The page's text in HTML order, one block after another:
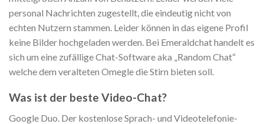
personal Nachrichten zugestellt, die eindeutig nicht von
echten Nutzern stammen. Leider können in das eigene Profil
keine Bilder hochgeladen werden. Bei Emeraldchat handelt es
sich um eine zufällige Chat-Software aka „Random Chat“
welche dem veralteten Omegle die Stirn bieten soll.
Was ist der beste Video-Chat?
Google Duo. Der kostenlose Sprach- und Videotelefonie-